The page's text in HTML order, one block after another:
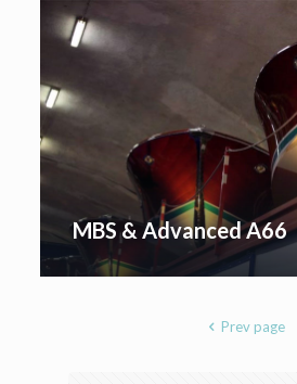
MBS & Advanced A66
Prev page